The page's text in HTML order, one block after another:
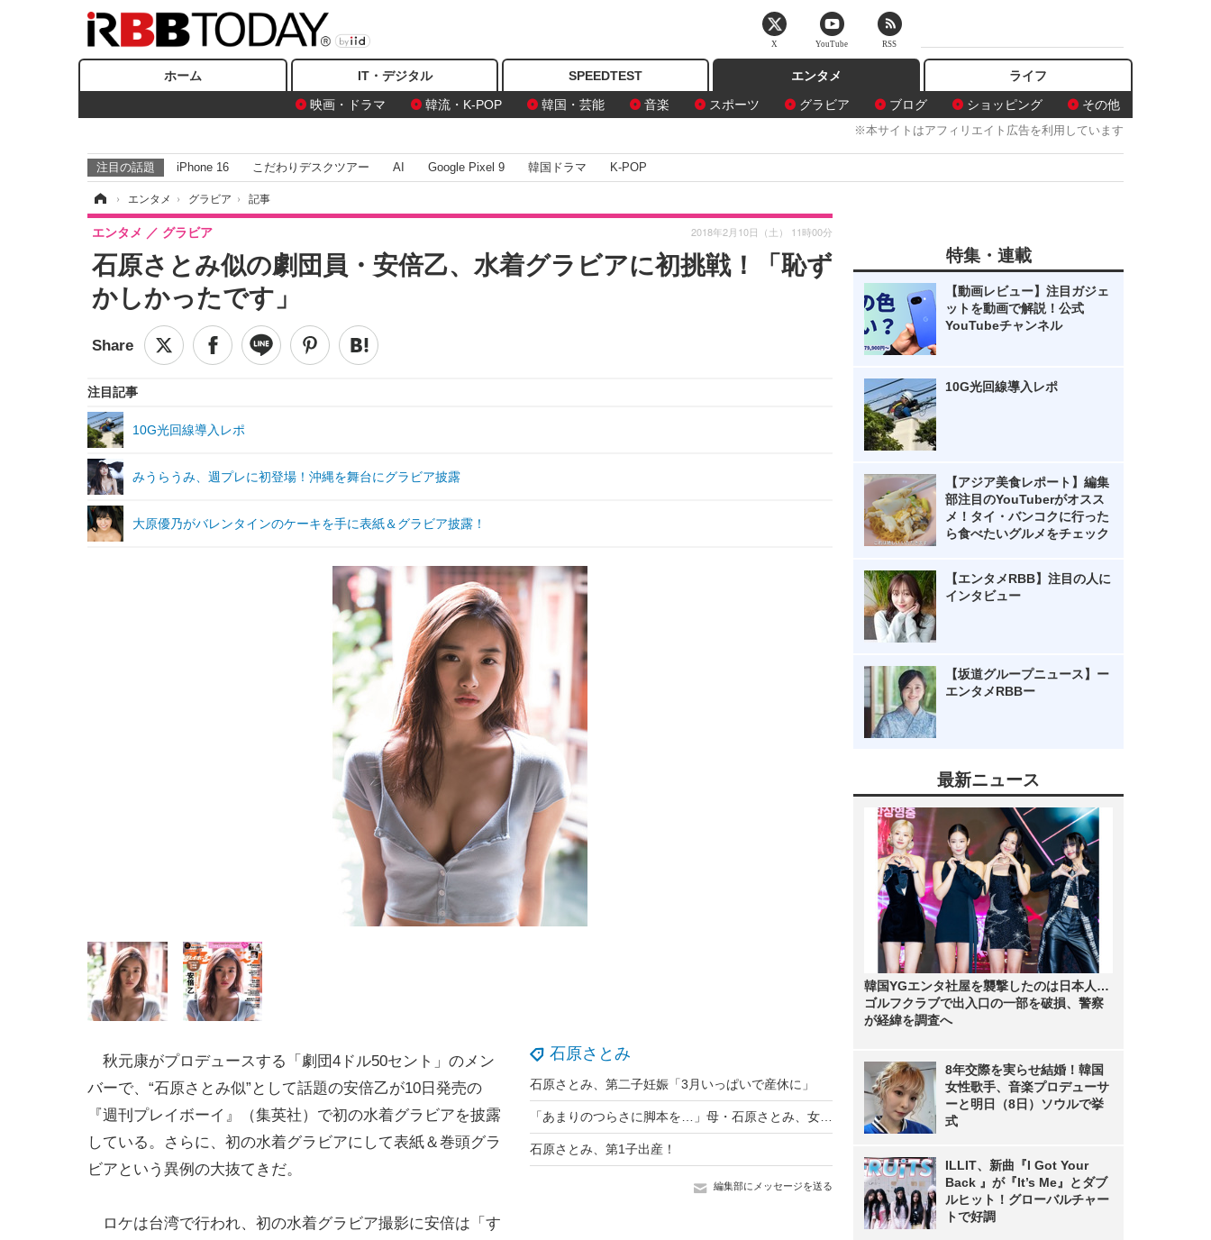
ホーム IT・デジタル SPEEDTEST
エンタメ
映画・ドラマ
韓流・K-POP 韓国・芸能 音楽 スポーツ グラビア ブログ ショッピング その他
ライフ
※本サイトはアフィリエイト広告を利用しています
注目の話題 iPhone 16 こだわりデスクツアー AI Google Pixel 9 韓国ドラマ K-POP
› エンタメ › グラビア › 記事
石原さとみ似の劇団員・安倍乙、水着グラビアに初挑戦！「恥ず
かしかったです」
エンタメ グラビア 2018年2月10日（土） 11時00分
注目記事
10G光回線導入レポ
みうらうみ、週プレに初登場！沖縄を舞台にグラビア披露
大原優乃がバレンタインのケーキを手に表紙＆グラビア披露！
石原さとみ
石原さとみ、第二子妊娠「3月いっぱいで産休に」
石原さとみ、第1子出産！
編集部にメッセージを送る
秋元康がプロデュースする「劇団4ドル50セント」のメン
バーで、“石原さとみ似”として話題の安倍乙が10日発売の
『週刊プレイボーイ』（集英社）で初の水着グラビアを披露
している。さらに、初の水着グラビアにして表紙＆巻頭グラ
ビアという異例の大抜てきだ。
ロケは台湾で行われ、初の水着グラビア撮影に安倍は「す
特集・連載
【動画レビュー】注目ガジェ
ットを動画で解説！公式
YouTubeチャンネル
10G光回線導入レポ
【アジア美食レポート】編集
部注目のYouTuberがオスス
メ！タイ・バンコクに行った
ら食べたいグルメをチェック
【エンタメRBB】注目の人に
インタビュー
【坂道グループニュース】ー
エンタメRBBー
最新ニュース
韓国YGエンタ社屋を襲撃したのは日本人…
ゴルフクラブで出入口の一部を破損、警察
が経緯を調査へ
8年交際を実らせ結婚！韓国
女性歌手、音楽プロデューサ
ーと明日（8日）ソウルで挙
式
ILLIT、新曲『I Got Your
Back 』が『It’s Me』とダブ
ルヒット！グローバルチャー
トで好調
X YouTube RSS